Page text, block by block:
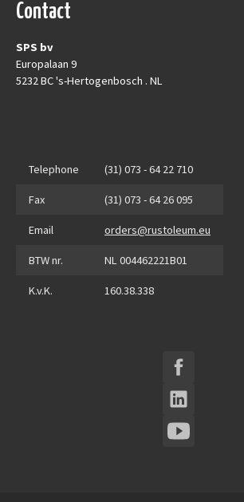
Contact
SPS bv
Europalaan 9
5232 BC 's-Hertogenbosch . NL
Telephone (31) 073 - 64 22 710
Fax (31) 073 - 64 26 095
Email orders@rustoleum.eu
BTW nr. NL 004462221B01
K.v.K. 160.38.338